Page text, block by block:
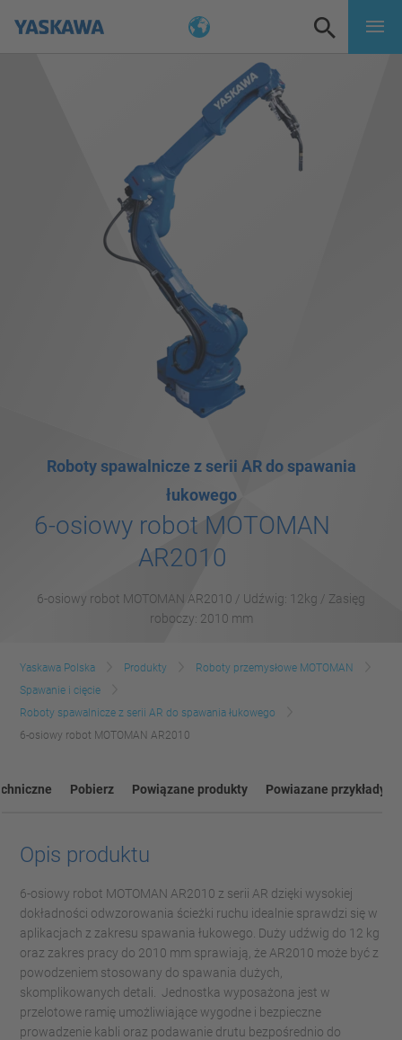
Roboty spawalnicze z serii AR do spawania
łukowego
6-osiowy robot MOTOMAN
AR2010
6-osiowy robot MOTOMAN AR2010 / Udźwig: 12kg / Zasięg
roboczy: 2010 mm
Yaskawa Polska Produkty
Roboty przemysłowe MOTOMAN
Spawanie i cięcie
Roboty spawalnicze z serii AR do spawania łukowego
6-osiowy robot MOTOMAN AR2010
Pobierz Powiązane produkty Powiazane przykłady
Opis produktu
6-osiowy robot MOTOMAN AR2010 z serii AR dzięki wysokiej
dokładności odwzorowania ścieżki ruchu idealnie sprawdzi się w
aplikacjach z zakresu spawania łukowego. Duży udźwig do 12 kg
oraz zakres pracy do 2010 mm sprawiają, że AR2010 może być z
powodzeniem stosowany do spawania dużych,
skomplikowanych detali. Jednostka wyposażona jest w
przelotowe ramię umożliwiające wygodne i bezpieczne
prowadzenie kabli oraz podawanie drutu bezpośrednio do